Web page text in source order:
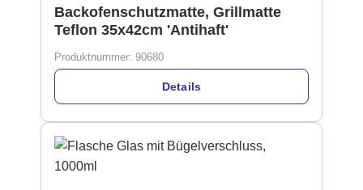
Backofenschutzmatte, Grillmatte
Teflon 35x42cm 'Antihaft'
Produktnummer: 90680
Details